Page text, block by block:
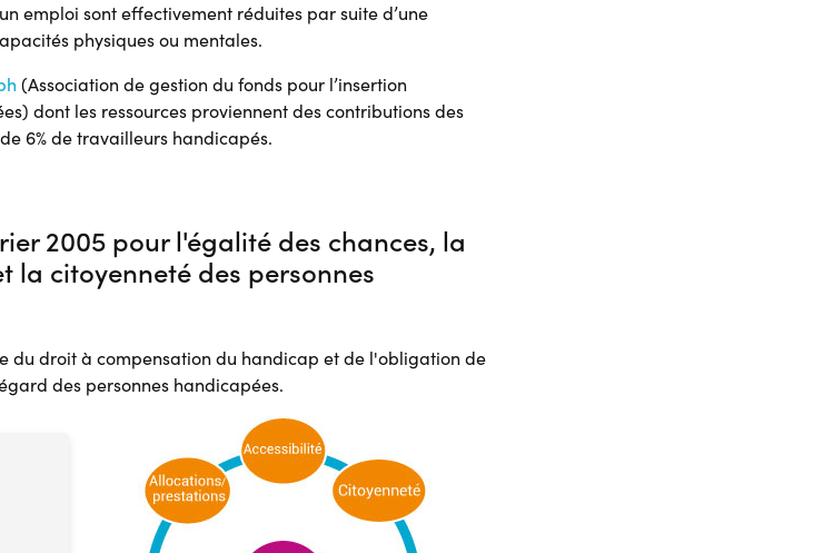
emploi sont effectivement réduites par suite d’une
physiques ou mentales.
(Association de gestion du fonds pour l’insertion
dont les ressources proviennent des contributions des
6% de travailleurs handicapés.
2005 pour l'égalité des chances, la
la citoyenneté des personnes
du droit à compensation du handicap et de l'obligation de
des personnes handicapées.